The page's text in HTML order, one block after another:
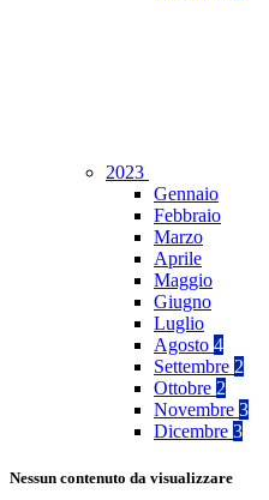
2023
Gennaio
Febbraio
Marzo
Aprile
Maggio
Giugno
Luglio
Agosto 4
Settembre 2
Ottobre 2
Novembre 3
Dicembre 3
Nessun contenuto da visualizzare